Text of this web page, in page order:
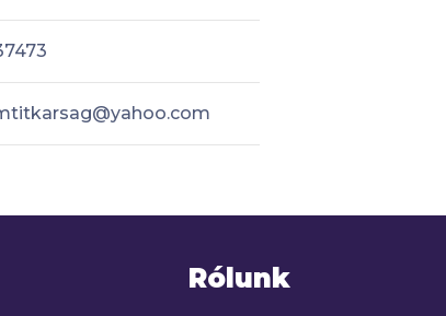
Rólunk